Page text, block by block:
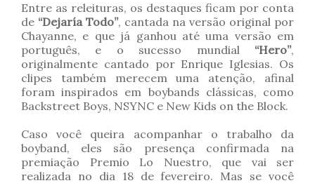
Entre as releituras, os destaques ficam por conta
de “Dejaría Todo”, cantada na versão original por
Chayanne, e que já ganhou até uma versão em
português, e o sucesso mundial “Hero”,
originalmente cantado por Enrique Iglesias. Os
clipes também merecem uma atenção, afinal
foram inspirados em boybands clássicas, como
Backstreet Boys, NSYNC e New Kids on the Block.
Caso você queira acompanhar o trabalho da
boyband, eles são presença confirmada na
premiação Premio Lo Nuestro, que vai ser
realizada no dia 18 de fevereiro. Mas se você